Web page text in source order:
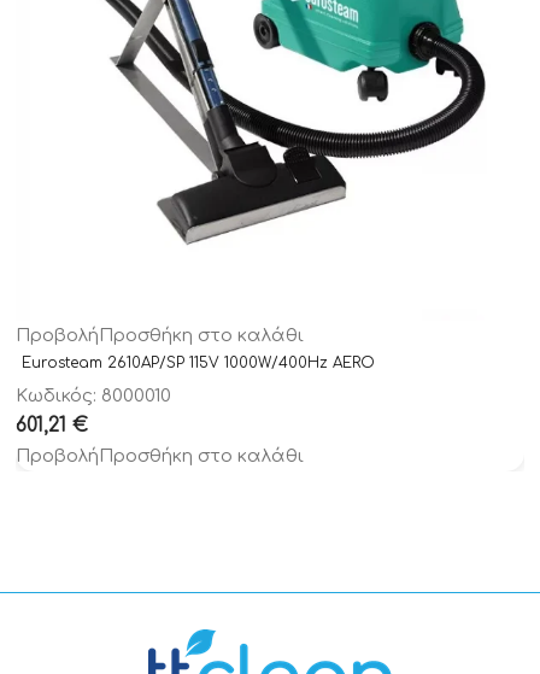
ΠροβολήΠροσθήκη στο καλάθι
Eurosteam 2610AP/SP 115V 1000W/400Hz AERO
Κωδικός: 8000010
601,21 €
ΠροβολήΠροσθήκη στο καλάθι